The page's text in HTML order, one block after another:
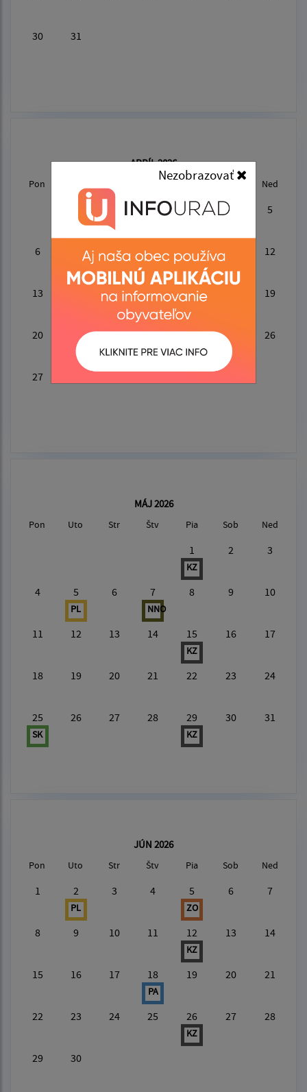
Nezobrazovať
30 31
APRÍL 2026
Pon Pia Sob Ned
2 3 4 5
6 8
PL
9 10
ZO
12
13 15 16 17
KZ
19
20 21 22
PA
23 24 25 26
27 29 30
MÁJ 2026
Pon Uto Str Štv Pia Sob Ned
1
KZ
2 3
4 5
PL
6 7
NNO
8 9 10
11 12 13 14 15
KZ
16 17
18 19 20 21 22 23 24
25
SK
26 27 28 29
KZ
30 31
JÚN 2026
Pon Uto Str Štv Pia Sob Ned
1 2
PL
3 4 5
ZO
6 7
8 9 10 11 12
KZ
13 14
15 16 17 18
PA
19 20 21
22 23 24 25 26
KZ
27 28
29 30